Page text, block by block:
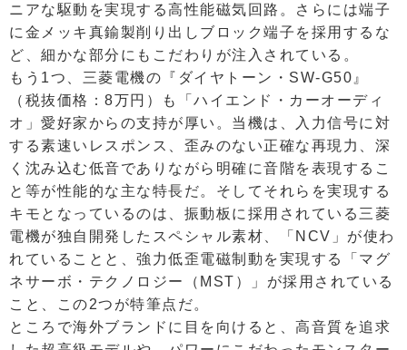
ニアな駆動を実現する高性能磁気回路。さらには端子
に金メッキ真鍮製削り出しブロック端子を採用するな
ど、細かな部分にもこだわりが注入されている。
もう1つ、三菱電機の『ダイヤトーン・SW-G50』
（税抜価格：8万円）も「ハイエンド・カーオーディ
オ」愛好家からの支持が厚い。当機は、入力信号に対
する素速いレスポンス、歪みのない正確な再現力、深
く沈み込む低音でありながら明確に音階を表現するこ
と等が性能的な主な特長だ。そしてそれらを実現する
キモとなっているのは、振動板に採用されている三菱
電機が独自開発したスペシャル素材、「NCV」が使わ
れていることと、強力低歪電磁制動を実現する「マグ
ネサーボ・テクノロジー（MST）」が採用されている
こと、この2つが特筆点だ。
ところで海外ブランドに目を向けると、高音質を追求